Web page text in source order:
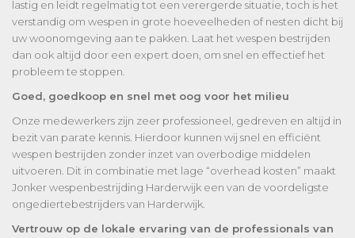
lastig en leidt regelmatig tot een verergerde situatie, toch is het
verstandig om wespen in grote hoeveelheden of nesten dicht bij
uw woonomgeving aan te pakken. Laat het wespen bestrijden
dan ook altijd door een expert doen, om snel en effectief het
probleem te stoppen.
Goed, goedkoop en snel met oog voor het milieu
Onze medewerkers zijn zeer professioneel, gedreven en altijd in
bezit van parate kennis. Hierdoor kunnen wij snel en efficiënt
wespen bestrijden zonder inzet van overbodige middelen
uitvoeren. Dit in combinatie met lage “overhead kosten” maakt
Jonker wespenbestrijding Harderwijk een van de voordeligste
ongediertebestrijders van Harderwijk.
Vertrouw op de lokale ervaring van de professionals van